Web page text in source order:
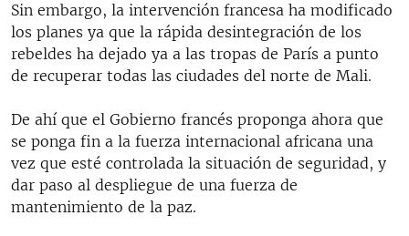
Sin embargo, la intervención francesa ha modificado
los planes ya que la rápida desintegración de los
rebeldes ha dejado ya a las tropas de París a punto
de recuperar todas las ciudades del norte de Mali.
De ahí que el Gobierno francés proponga ahora que
se ponga fin a la fuerza internacional africana una
vez que esté controlada la situación de seguridad, y
dar paso al despliegue de una fuerza de
mantenimiento de la paz.